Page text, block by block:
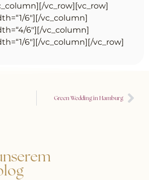
vc_row][vc_row]
6″][/vc_column]
6″][/vc_column]
6″][/vc_column][/vc_row]
Green Wedding in Hamburg